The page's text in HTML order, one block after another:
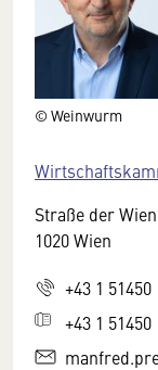
© Weinwurm
Straße der
1020 Wien
+43 1 51450
+43 1 51450